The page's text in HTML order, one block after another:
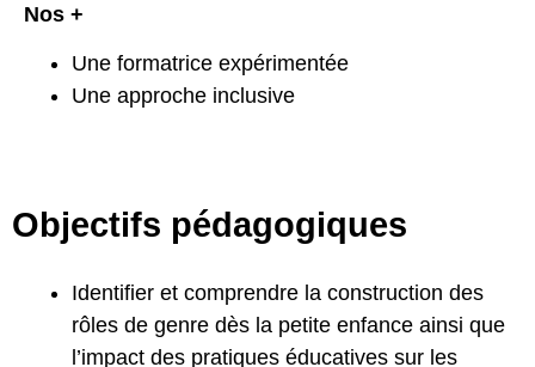
Nos +
Une formatrice expérimentée
Une approche inclusive
Objectifs pédagogiques
Identifier et comprendre la construction des
rôles de genre dès la petite enfance ainsi que
l’impact des pratiques éducatives sur les